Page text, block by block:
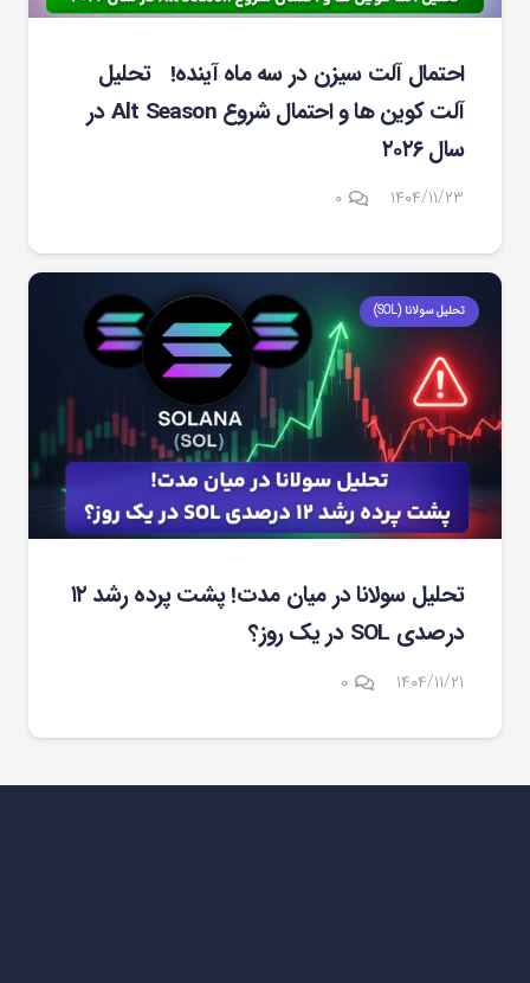
احتمال آلت سیزن در سه ماه آینده! تحلیل
آلت کوین ها و احتمال شروع Alt Season در
سال ۲۰۲۶
۱۴۰۴/۱۱/۲۳ ۰
تحلیل سولانا (SOL)
تحلیل سولانا در میان مدت! پشت پرده رشد ۱۲
درصدی SOL در یک روز؟
۱۴۰۴/۱۱/۲۱ ۰